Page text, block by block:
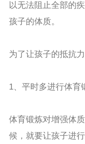
以无法阻止全部的
孩子的体质。
为了让孩子的抵抗
1、平时多进行体育
体育锻炼对增强体
候，就要让孩子进